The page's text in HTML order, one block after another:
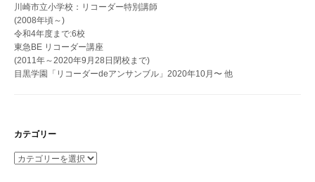
川崎市立小学校：リコーダー特別講師
(2008年頃～)
令和4年度まで:6校
東急BE リコーダー講座
(2011年～2020年9月28日閉校まで)
目黒学園「リコーダーdeアンサンブル」2020年10月〜 他
カテゴリー
カ